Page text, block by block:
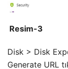
Resim-3
Disk > Disk
Generate URL